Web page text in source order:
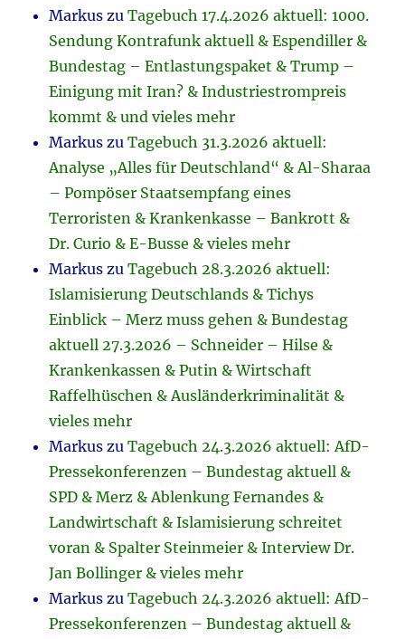
Markus zuTagebuch 17.4.2026 aktuell: 1000.
Sendung Kontrafunk aktuell & Espendiller &
Bundestag – Entlastungspaket & Trump –
Einigung mit Iran? & Industriestrompreis
kommt & und vieles mehr
Markus zuTagebuch 31.3.2026 aktuell:
Analyse „Alles für Deutschland“ & Al-Sharaa
– Pompöser Staatsempfang eines
Terroristen & Krankenkasse – Bankrott &
Dr. Curio & E-Busse & vieles mehr
Markus zuTagebuch 28.3.2026 aktuell:
Islamisierung Deutschlands & Tichys
Einblick – Merz muss gehen & Bundestag
aktuell 27.3.2026 – Schneider – Hilse &
Krankenkassen & Putin & Wirtschaft
Raffelhüschen & Ausländerkriminalität &
vieles mehr
Markus zuTagebuch 24.3.2026 aktuell: AfD-
Pressekonferenzen – Bundestag aktuell &
SPD & Merz & Ablenkung Fernandes &
Landwirtschaft & Islamisierung schreitet
voran & Spalter Steinmeier & Interview Dr.
Jan Bollinger & vieles mehr
Markus zuTagebuch 24.3.2026 aktuell: AfD-
Pressekonferenzen – Bundestag aktuell &